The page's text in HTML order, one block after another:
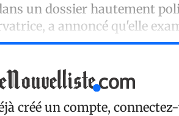
un dossier hautement
a annoncé qu'elle
créé un compte,